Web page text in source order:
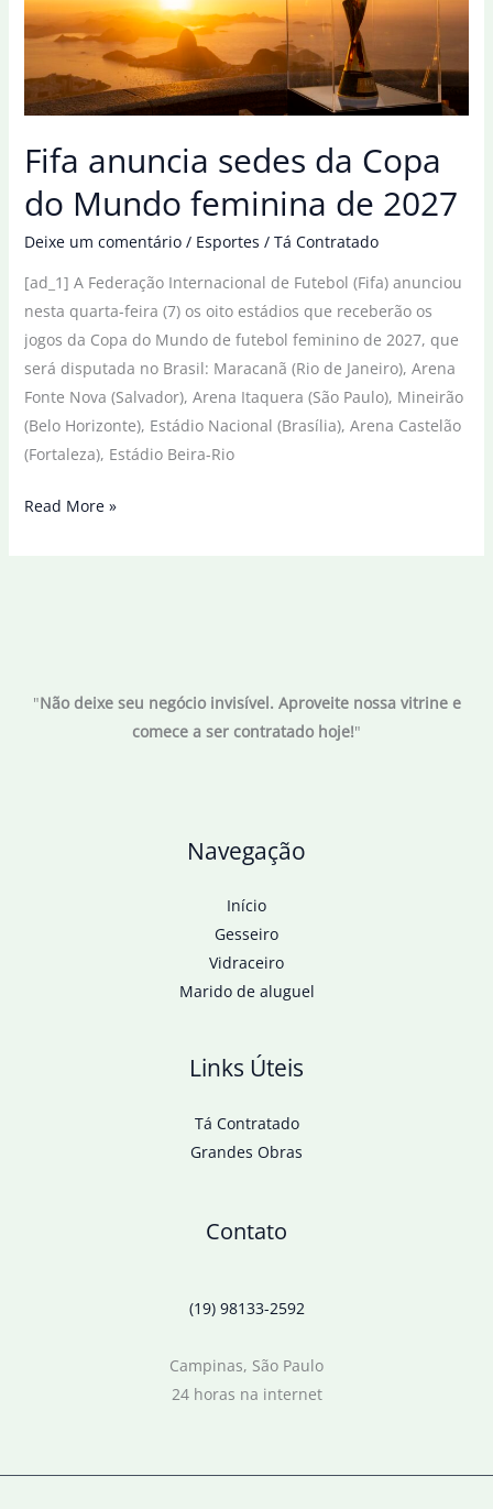
da
terceira
Copinha
Feminina
Fifa anuncia sedes da Copa
do Mundo feminina de 2027
Deixe um comentário / Esportes / Tá Contratado
[ad_1] A Federação Internacional de Futebol (Fifa) anunciou
nesta quarta-feira (7) os oito estádios que receberão os
jogos da Copa do Mundo de futebol feminino de 2027, que
será disputada no Brasil: Maracanã (Rio de Janeiro), Arena
Fonte Nova (Salvador), Arena Itaquera (São Paulo), Mineirão
(Belo Horizonte), Estádio Nacional (Brasília), Arena Castelão
(Fortaleza), Estádio Beira-Rio
Fifa
feminina
Read More »
"Não deixe seu negócio invisível. Aproveite nossa vitrine e
comece a ser contratado hoje!"
Navegação
Início
Gesseiro
Vidraceiro
Marido de aluguel
Links Úteis
Tá Contratado
Grandes Obras
Contato
(19) 98133-2592
Campinas, São Paulo
24 horas na internet